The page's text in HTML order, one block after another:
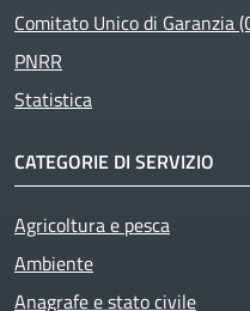
Comitato Unico di Garanzia
PNRR
Statistica
CATEGORIE DI SERVIZIO
Agricoltura e pesca
Ambiente
Anagrafe e stato civile